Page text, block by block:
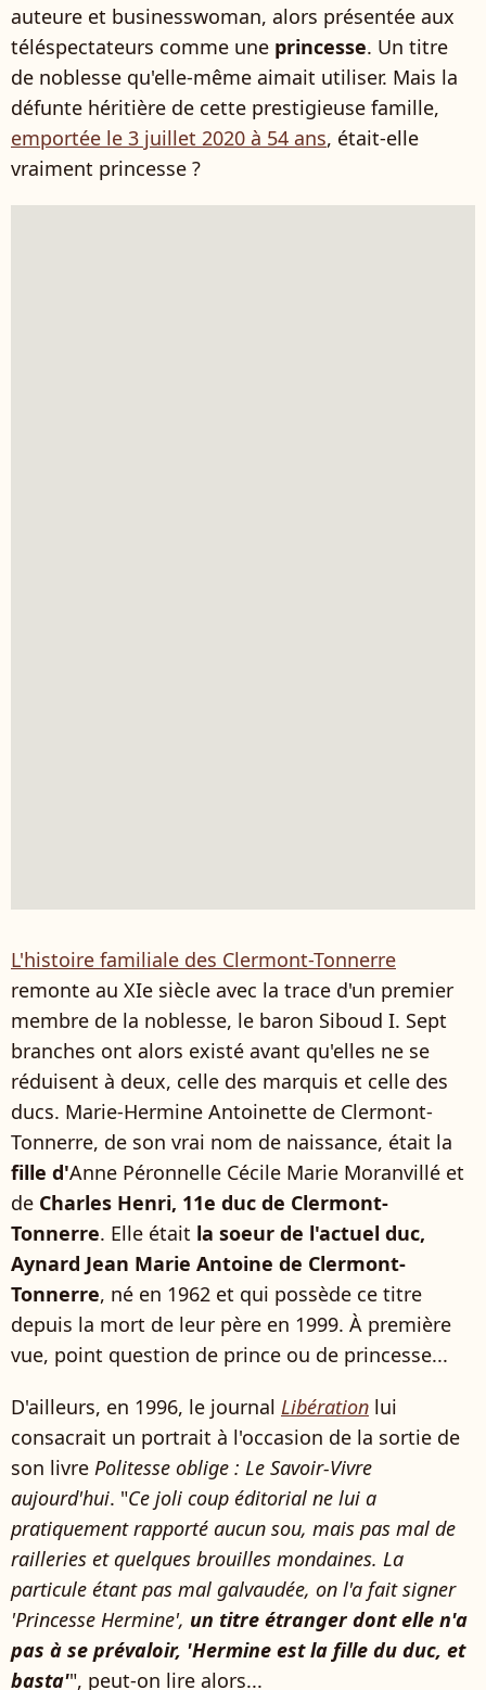
auteure et businesswoman, alors présentée aux
téléspectateurs comme une princesse. Un titre
de noblesse qu'elle-même aimait utiliser. Mais la
défunte héritière de cette prestigieuse famille,
emportée le 3 juillet 2020 à 54 ans, était-elle
vraiment princesse ?
L'histoire familiale des Clermont-Tonnerre
remonte au XIe siècle avec la trace d'un premier
membre de la noblesse, le baron Siboud I. Sept
branches ont alors existé avant qu'elles ne se
réduisent à deux, celle des marquis et celle des
ducs. Marie-Hermine Antoinette de Clermont-
Tonnerre, de son vrai nom de naissance, était la
fille d'Anne Péronnelle Cécile Marie Moranvillé et
de Charles Henri, 11e duc de Clermont-
Tonnerre. Elle était la soeur de l'actuel duc,
Aynard Jean Marie Antoine de Clermont-
Tonnerre, né en 1962 et qui possède ce titre
depuis la mort de leur père en 1999. À première
vue, point question de prince ou de princesse...
D'ailleurs, en 1996, le journal Libération lui
consacrait un portrait à l'occasion de la sortie de
son livre Politesse oblige : Le Savoir-Vivre
aujourd'hui. "Ce joli coup éditorial ne lui a
pratiquement rapporté aucun sou, mais pas mal de
railleries et quelques brouilles mondaines. La
particule étant pas mal galvaudée, on l'a fait signer
'Princesse Hermine', un titre étranger dont elle n'a
pas à se prévaloir, 'Hermine est la fille du duc, et
basta'", peut-on lire alors...